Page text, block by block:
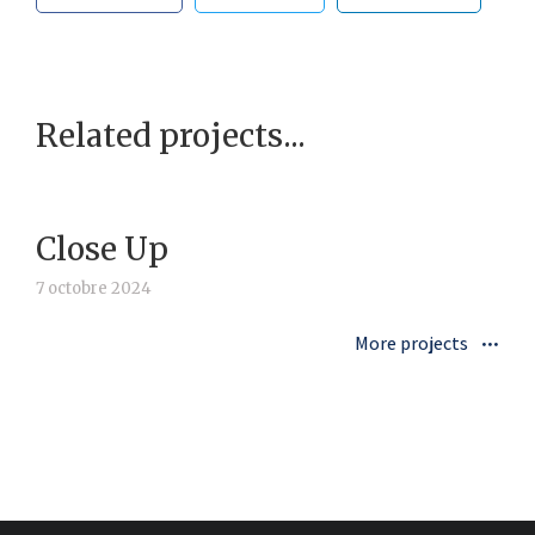
Related projects...
Close Up
7 octobre 2024
More projects